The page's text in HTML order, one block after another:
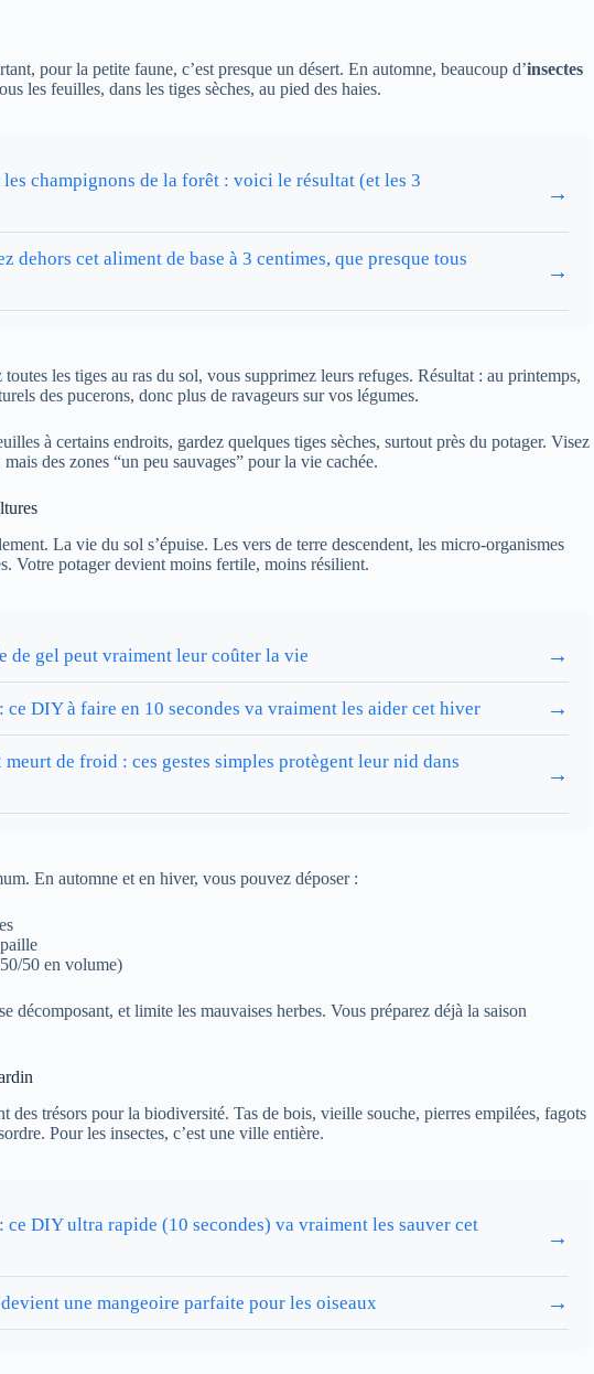
pour la petite faune, c’est presque un désert. En automne, beaucoup d’insectes
les feuilles, dans les tiges sèches, au pied des haies.
champignons de la forêt : voici le résultat (et les 3
→
dehors cet aliment de base à 3 centimes, que presque tous
→
les tiges au ras du sol, vous supprimez leurs refuges. Résultat : au printemps,
des pucerons, donc plus de ravageurs sur vos légumes.
à certains endroits, gardez quelques tiges sèches, surtout près du potager. Visez
des zones “un peu sauvages” pour la vie cachée.
La vie du sol s’épuise. Les vers de terre descendent, les micro-organismes
Votre potager devient moins fertile, moins résilient.
de gel peut vraiment leur coûter la vie →
DIY à faire en 10 secondes va vraiment les aider cet hiver →
de froid : ces gestes simples protègent leur nid dans
→
En automne et en hiver, vous pouvez déposer :
50 en volume)
décomposant, et limite les mauvaises herbes. Vous préparez déjà la saison
des trésors pour la biodiversité. Tas de bois, vieille souche, pierres empilées, fagots
Pour les insectes, c’est une ville entière.
DIY ultra rapide (10 secondes) va vraiment les sauver cet
→
une mangeoire parfaite pour les oiseaux →